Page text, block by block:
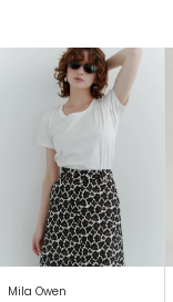
Mila Owen